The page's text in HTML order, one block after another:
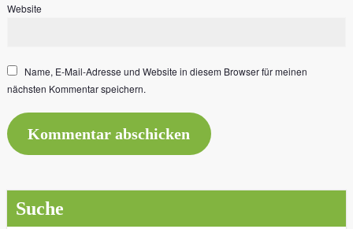
Website
Name, E-Mail-Adresse und Website in diesem Browser für meinen
nächsten Kommentar speichern.
Suche